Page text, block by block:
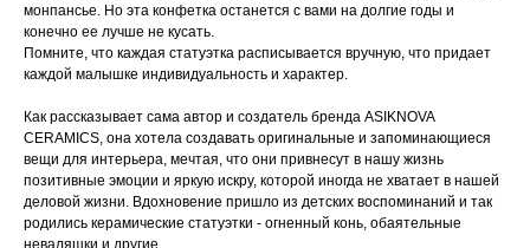
монпансье. Но эта конфетка останется с вами на долгие годы и
конечно ее лучше не кусать.
Помните, что каждая статуэтка расписывается вручную, что придает
каждой малышке индивидуальность и характер.
Как рассказывает сама автор и создатель бренда ASIKNOVA
CERAMICS, она хотела создавать оригинальные и запоминающиеся
вещи для интерьера, мечтая, что они привнесут в нашу жизнь
позитивные эмоции и яркую искру, которой иногда не хватает в нашей
деловой жизни. Вдохновение пришло из детских воспоминаний и так
родились керамические статуэтки - огненный конь, обаятельные